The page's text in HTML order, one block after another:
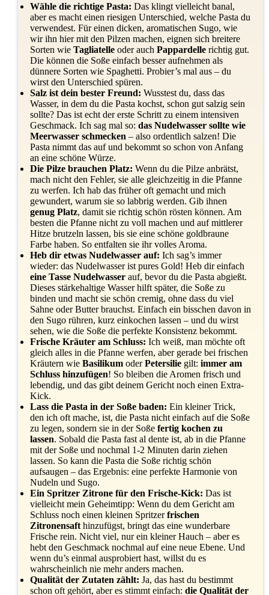
Wähle die richtige Pasta: Das klingt vielleicht banal,
aber es macht einen riesigen Unterschied, welche Pasta du
verwendest. Für einen dicken, aromatischen Sugo, wie
wir ihn hier mit den Pilzen machen, eignen sich breitere
Sorten wie Tagliatelle oder auch Pappardelle richtig gut.
Die können die Soße einfach besser aufnehmen als
dünnere Sorten wie Spaghetti. Probier’s mal aus – du
wirst den Unterschied spüren.
Salz ist dein bester Freund: Wusstest du, dass das
Wasser, in dem du die Pasta kochst, schon gut salzig sein
sollte? Das ist echt der erste Schritt zu einem intensiven
Geschmack. Ich sag mal so: das Nudelwasser sollte wie
Meerwasser schmecken – also ordentlich salzen! Die
Pasta nimmt das auf und bekommt so schon von Anfang
an eine schöne Würze.
Die Pilze brauchen Platz: Wenn du die Pilze anbrätst,
mach nicht den Fehler, sie alle gleichzeitig in die Pfanne
zu werfen. Ich hab das früher oft gemacht und mich
gewundert, warum sie so labbrig werden. Gib ihnen
genug Platz, damit sie richtig schön rösten können. Am
besten die Pfanne nicht zu voll machen und auf mittlerer
Hitze brutzeln lassen, bis sie eine schöne goldbraune
Farbe haben. So entfalten sie ihr volles Aroma.
Heb dir etwas Nudelwasser auf: Ich sag’s immer
wieder: das Nudelwasser ist pures Gold! Heb dir einfach
eine Tasse Nudelwasser auf, bevor du die Pasta abgießt.
Dieses stärkehaltige Wasser hilft später, die Soße zu
binden und macht sie schön cremig, ohne dass du viel
Sahne oder Butter brauchst. Einfach ein bisschen davon in
den Sugo rühren, kurz einkochen lassen – und du wirst
sehen, wie die Soße die perfekte Konsistenz bekommt.
Frische Kräuter am Schluss: Ich weiß, man möchte oft
gleich alles in die Pfanne werfen, aber gerade bei frischen
Kräutern wie Basilikum oderPetersilie gilt: immer am
Schluss hinzufügen! So bleiben die Aromen frisch und
lebendig, und das gibt deinem Gericht noch einen Extra-
Kick.
Lass die Pasta in der Soße baden: Ein kleiner Trick,
den ich oft mache, ist, die Pasta nicht einfach auf die Soße
zu legen, sondern sie in der Soße fertig kochen zu
lassen. Sobald die Pasta fast al dente ist, ab in die Pfanne
mit der Soße und nochmal 1-2 Minuten darin ziehen
lassen. So kann die Pasta die Soße richtig schön
aufsaugen – das Ergebnis: eine perfekte Harmonie von
Nudeln und Sugo.
Ein Spritzer Zitrone für den Frische-Kick: Das ist
vielleicht mein Geheimtipp: Wenn du dem Gericht am
Schluss noch einen kleinen Spritzerfrischen
Zitronensaft hinzufügst, bringt das eine wunderbare
Frische rein. Nicht viel, nur ein kleiner Hauch – aber es
hebt den Geschmack nochmal auf eine neue Ebene. Und
wenn du’s einmal ausprobiert hast, willst du es
wahrscheinlich nie mehr anders machen.
Qualität der Zutaten zählt: Ja, das hast du bestimmt
schon oft gehört, aber es stimmt einfach: die Qualität der